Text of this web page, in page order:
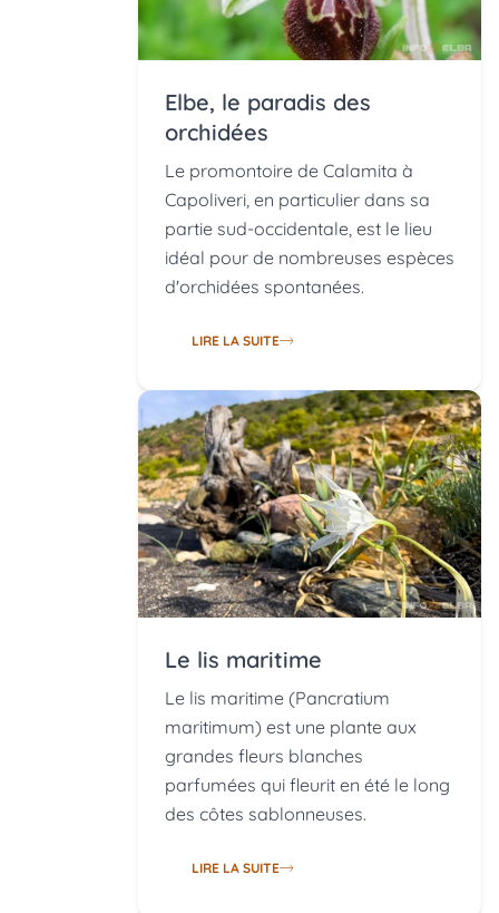
Elbe, le paradis des
orchidées
Le promontoire de Calamita à
Capoliveri, en particulier dans sa
partie sud-occidentale, est le lieu
idéal pour de nombreuses espèces
d'orchidées spontanées.
LIRE LA SUITE
Le lis maritime
Le lis maritime (Pancratium
maritimum) est une plante aux
grandes fleurs blanches
parfumées qui fleurit en été le long
des côtes sablonneuses.
LIRE LA SUITE